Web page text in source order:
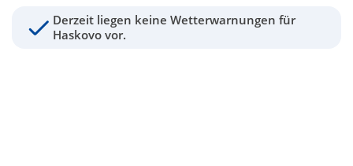
Derzeit liegen keine Wetterwarnungen für
Haskovo vor.